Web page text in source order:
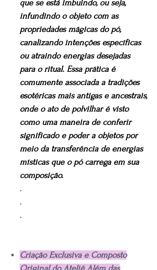
que se está imbuindo, ou seja,
infundindo o objeto com as
propriedades mágicas do pó,
canalizando intenções específicas
ou atraindo energias desejadas
para o ritual. Essa prática é
comumente associada a tradições
esotéricas mais antigas e ancestrais,
onde o ato de polvilhar é visto
como uma maneira de conferir
significado e poder a objetos por
meio da transferência de energias
místicas que o pó carrega em sua
composição.
.
.
.
Criação Exclusiva e Composto
Original do Ateliê Além das